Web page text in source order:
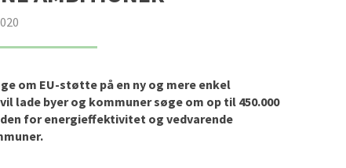
om EU-støtte på en ny og mere enkel
lade byer og kommuner søge om op til 450.000
for energieffektivitet og vedvarende